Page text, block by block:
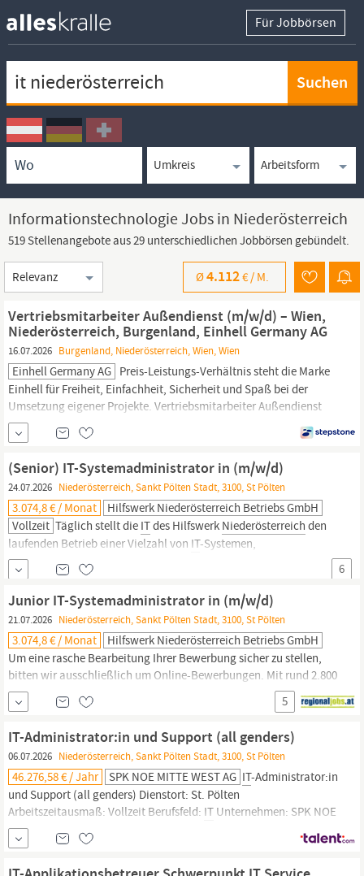
Für Jobbörsen
Ortssuche
Umkreissuche
Arbeitsform
Informationstechnologie Jobs in Niederösterreich
519 Stellenangebote aus 29 unterschiedlichen Jobbörsen gebündelt.
Sortierung
Ø4.112€ / M.
Vertriebsmitarbeiter Außendienst (m/w/d) – Wien,
Niederösterreich, Burgenland, Einhell Germany AG
16.07.2026 Burgenland, Niederösterreich, Wien, Wien
Einhell Germany AG Preis-Leistungs-Verhältnis steht die Marke
Einhell für Freiheit, Einfachheit, Sicherheit und Spaß bei der
Umsetzung eigener Projekte. Vertriebsmitarbeiter Außendienst
(m/w/d) – PLZ-Bereiche A-1, tlw. A-2, tlw. A-3, tlw. A-7 (Wien, tlw.
Niederösterreich,
tlw. Burgenland) Umfassende außendienstliche
Betreuung der bestehenden Kunden Gewinnung von...
(Senior) IT-Systemadministrator in (m/w/d)
24.07.2026 Niederösterreich, Sankt Pölten Stadt, 3100, St Pölten
3.074,8 € / Monat
Hilfswerk Niederösterreich Betriebs GmbH
Vollzeit Täglich stellt die ITdes Hilfswerk Niederösterreich den
laufenden Betrieb einer Vielzahl von IT-Systemen,
Fachapplikationen und Endgeräten an 100 Standorten bei rund
2.800 Mitarbeiter innen sicher. Cloud oder OnPrem? Citrix oder
VMWare? Digitale Pflegedokumentation oder Notrufzentrale? Bei
uns wird dir sicher nicht...
6
Junior IT-Systemadministrator in (m/w/d)
21.07.2026 Niederösterreich, Sankt Pölten Stadt, 3100, St Pölten
3.074,8 € / Monat
Hilfswerk Niederösterreich Betriebs GmbH
Um eine rasche Bearbeitung Ihrer Bewerbung sicher zu stellen,
bitten wir ausschließlich um Online-Bewerbungen. Mit rund 2.800
Mitarbeiter innen zählt das Hilfswerk
Niederösterreichzu den
größten Arbeitgebern
Das Jobangebot reicht
Kinderbetreuung oder Lernhilfe...
5
IT-Administrator:in und Support (all genders)
06.07.2026 Niederösterreich, Sankt Pölten Stadt, 3100, St Pölten
46.276,58 € / Jahr SPK NOE MITTE WEST AG IT-Administrator:in
und Support (all genders) Dienstort: St. Pölten
Arbeitszeitausmaß: Vollzeit Berufsfeld: IT Unternehmen: SPK NOE
MITTE WEST AG Erfolg durch Vielfalt Gute Verkehrs­anbindung
Organisationen & Veranstaltungen Mitarbeiter­rabatte Learning &